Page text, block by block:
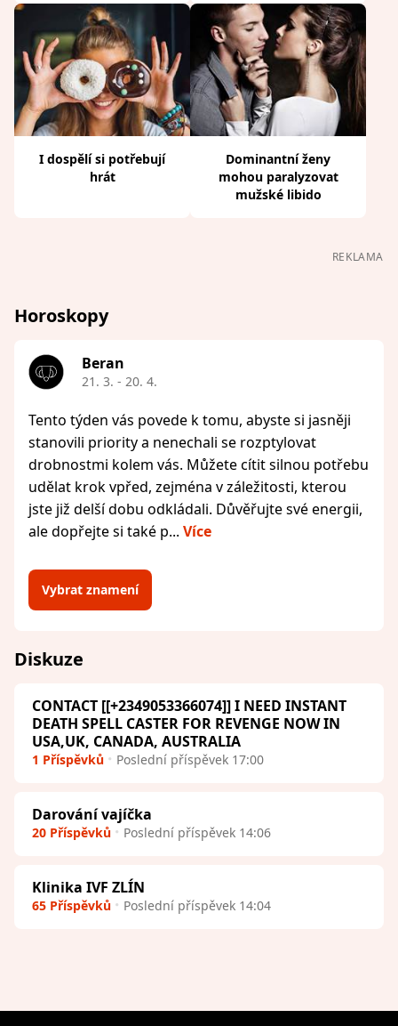
I dospělí si potřebují
hrát
Dominantní ženy
mohou paralyzovat
mužské libido
REKLAMA
Horoskopy
Beran
21. 3. - 20. 4.
Tento týden vás povede k tomu, abyste si jasněji
stanovili priority a nenechali se rozptylovat
drobnostmi kolem vás. Můžete cítit silnou potřebu
udělat krok vpřed, zejména v záležitosti, kterou
jste již delší dobu odkládali. Důvěřujte své energii,
ale dopřejte si také p... Více
Vybrat znamení
Diskuze
CONTACT [[+2349053366074]] I NEED INSTANT
DEATH SPELL CASTER FOR REVENGE NOW IN
USA,UK, CANADA, AUSTRALIA
1 Příspěvků Poslední příspěvek 17:00
Darování vajíčka
20 Příspěvků Poslední příspěvek 14:06
Klinika IVF ZLÍN
65 Příspěvků Poslední příspěvek 14:04